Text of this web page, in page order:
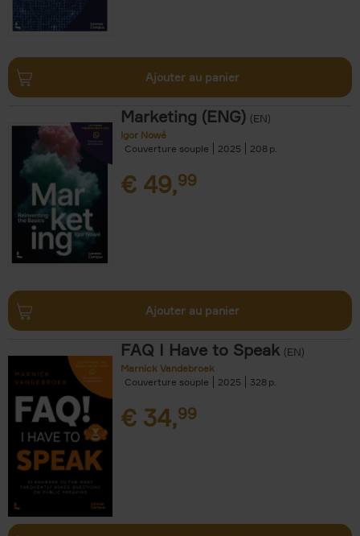
Ajouter au panier
Marketing (ENG) (EN)
Igor Nowé
Couverture souple
2025 208
€ 49,99
Ajouter au panier
FAQ I Have to Speak (EN)
Marnick Vandebroek
Couverture souple
2025 328
€ 34,99